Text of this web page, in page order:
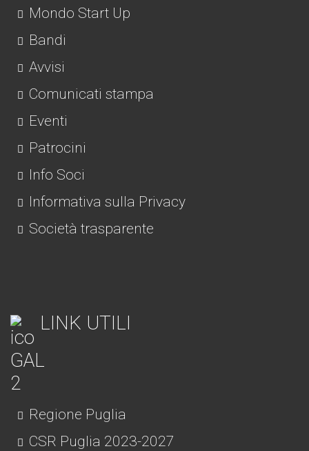
Mondo Start Up
Bandi
Avvisi
Comunicati stampa
Eventi
Patrocini
Info Soci
Informativa sulla Privacy
Società trasparente
LINK UTILI
Regione Puglia
CSR Puglia 2023-2027